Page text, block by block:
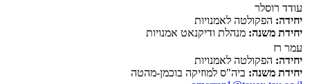
עודד רוסלר
יחידה: הפקולטה לאמנויות
יחידת משנה: מנהלת ודיקנאט אמנויות
עמר רז
יחידה: הפקולטה לאמנויות
יחידת משנה: ביה"ס למוזיקה בוכמן-מהטה